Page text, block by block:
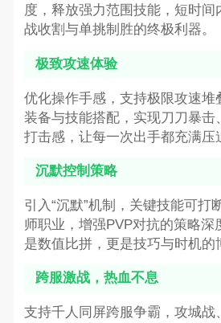
度，释放强力范围技能，短时间
战收割与单挑制胜的终极利器。
极致攻速体验
优化操作手感，支持极限攻速堆
装备与技能搭配，实现刀刀暴击
打击感，让每一次出手都充满压
沉默控制策略
引入“沉默”机制，关键技能可打
师职业，增强PVP对抗的策略深
是数值比拼，更是技巧与时机的
跨服激战，热血不息
支持千人同屏跨服争霸，攻城战